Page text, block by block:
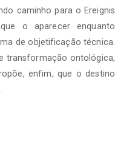
caminho para o Ereignis
o aparecer enquanto
de objetificação técnica.
transformação ontológica,
enfim, que o destino